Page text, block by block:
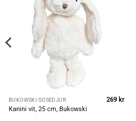
BUKOWSKI GOSEDJUR
Kanini vit, 25 cm, Bukowski
269kr